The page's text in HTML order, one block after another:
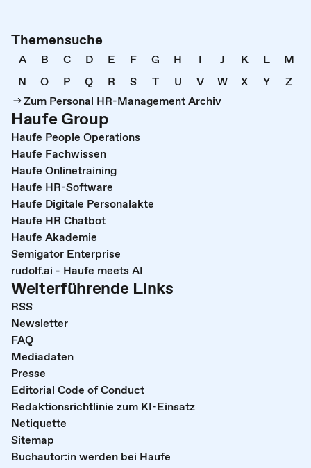
Themensuche
A B C D E F G H I J K L
M
N
O P Q R S T U V W X Y
Z
Zum Personal HR-Management Archiv
Haufe Group
Haufe People Operations
Haufe Fachwissen
Haufe Onlinetraining
Haufe HR-Software
Haufe Digitale Personalakte
Haufe HR Chatbot
Haufe Akademie
Semigator Enterprise
rudolf.ai - Haufe meets AI
Weiterführende Links
RSS
Newsletter
FAQ
Mediadaten
Presse
Editorial Code of Conduct
Redaktionsrichtlinie zum KI-Einsatz
Netiquette
Sitemap
Buchautor:in werden bei Haufe